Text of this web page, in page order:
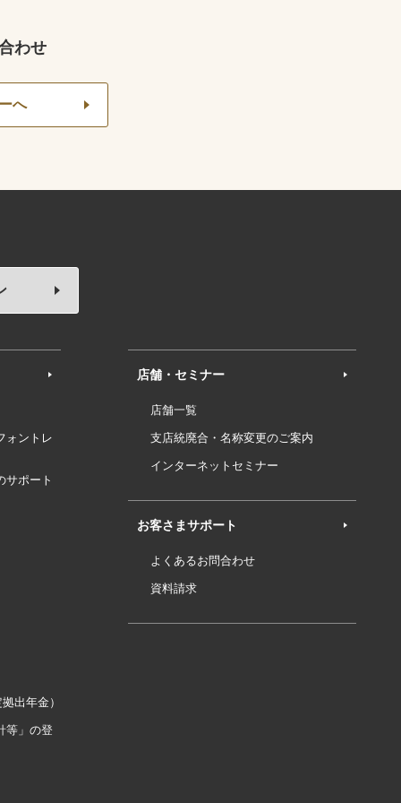
わせ
へ
ォントレ
サポート
出年金）
等」の登
店舗・セミナー
店舗一覧
支店統廃合・名称変更のご案内
インターネットセミナー
お客さまサポート
よくあるお問合わせ
資料請求